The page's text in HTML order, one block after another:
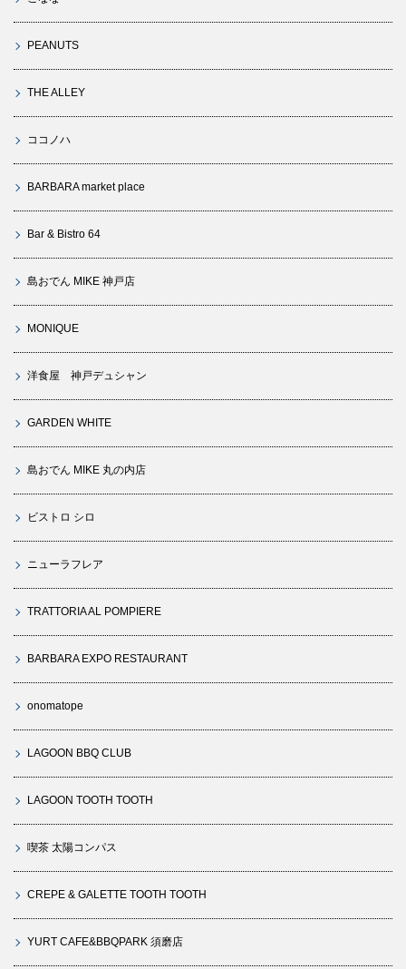
PEANUTS
THE ALLEY
ココノハ
BARBARA market place
Bar & Bistro 64
島おでん MIKE 神戸店
MONIQUE
洋食屋 神戸デュシャン
GARDEN WHITE
島おでん MIKE 丸の内店
ビストロ シロ
ニューラフレア
TRATTORIA AL POMPIERE
BARBARA EXPO RESTAURANT
onomatope
LAGOON BBQ CLUB
LAGOON TOOTH TOOTH
喫茶 太陽コンパス
CREPE & GALETTE TOOTH TOOTH
YURT CAFE&BBQPARK 須磨店